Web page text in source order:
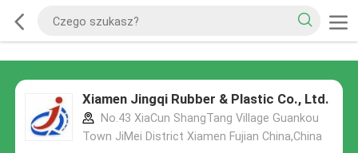
Xiamen Jingqi Rubber & Plastic Co., Ltd.
No.43 XiaCun ShangTang Village Guankou
Town JiMei District Xiamen Fujian China,China